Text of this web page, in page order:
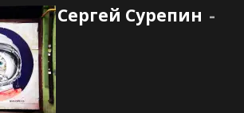
Сергей Сурепин -